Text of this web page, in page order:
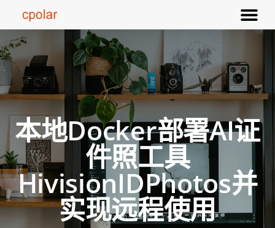
本地Docker部署AI证
件照工具
HivisionIDPhotos并
实现远程使用